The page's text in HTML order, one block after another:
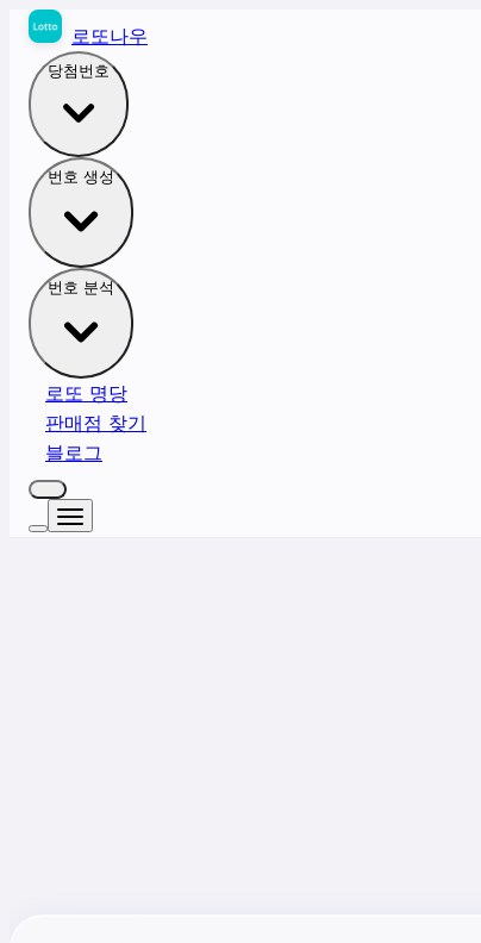
로또나우
당첨번호
번호 생성
번호 분석
로또 명당
판매점 찾기
블로그